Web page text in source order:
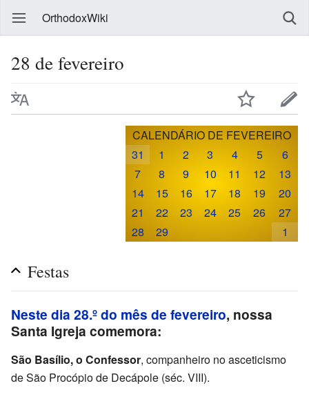
OrthodoxWiki
28 de fevereiro
CALENDÁRIO DE FEVEREIRO
31
1 2 3 4 5
6
7
8 9 10 11 12
13
14
15 16 17 18 19
20
21
22 23 24 25 26
27
28
29 1
Festas
Neste dia 28.º do mês de fevereiro, nossa
Santa Igreja comemora:
São Basílio, o Confessor, companheiro no asceticismo
de São Procópio de Decápole (séc. VIII).